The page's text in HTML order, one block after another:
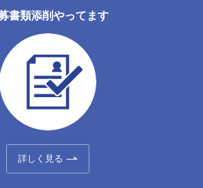
書類添削やってます
詳しく見る